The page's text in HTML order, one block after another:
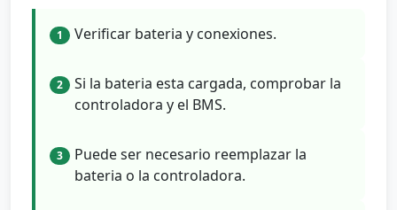
1 Verificar bateria y conexiones.
2
Si la bateria esta cargada, comprobar la
controladora y el BMS.
3
Puede ser necesario reemplazar la
bateria o la controladora.